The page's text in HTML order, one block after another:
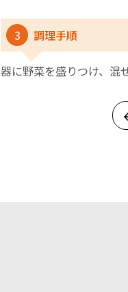
3 調理手順
器に野菜を盛りつけ、混